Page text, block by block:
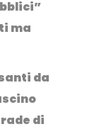
ma
da
di